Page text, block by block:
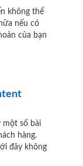
không thể
nếu có
của bạn
một số bài
hàng.
đây không